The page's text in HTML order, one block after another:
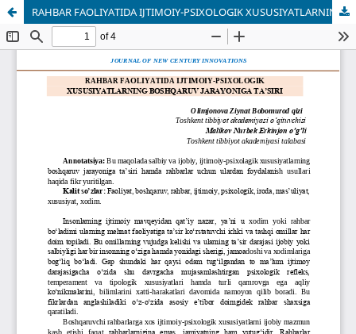
RAHBAR FAOLIYATIDA IJTIMOIY-PSIXOLOGIK XUSUSIYATLARNING BOSHQARUV JARAYONIGA TA’SIRI